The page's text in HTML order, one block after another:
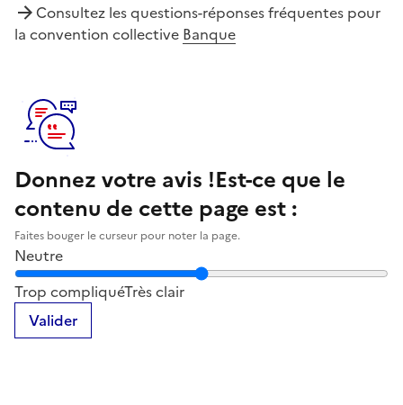
Consultez les questions-réponses fréquentes pour
la convention collective Banque
Donnez votre avis !Est-ce que le
contenu de cette page est :
Faites bouger le curseur pour noter la page.
Neutre
Notez la clarté du contenu de cette page
Trop compliquéTrès clair
Valider